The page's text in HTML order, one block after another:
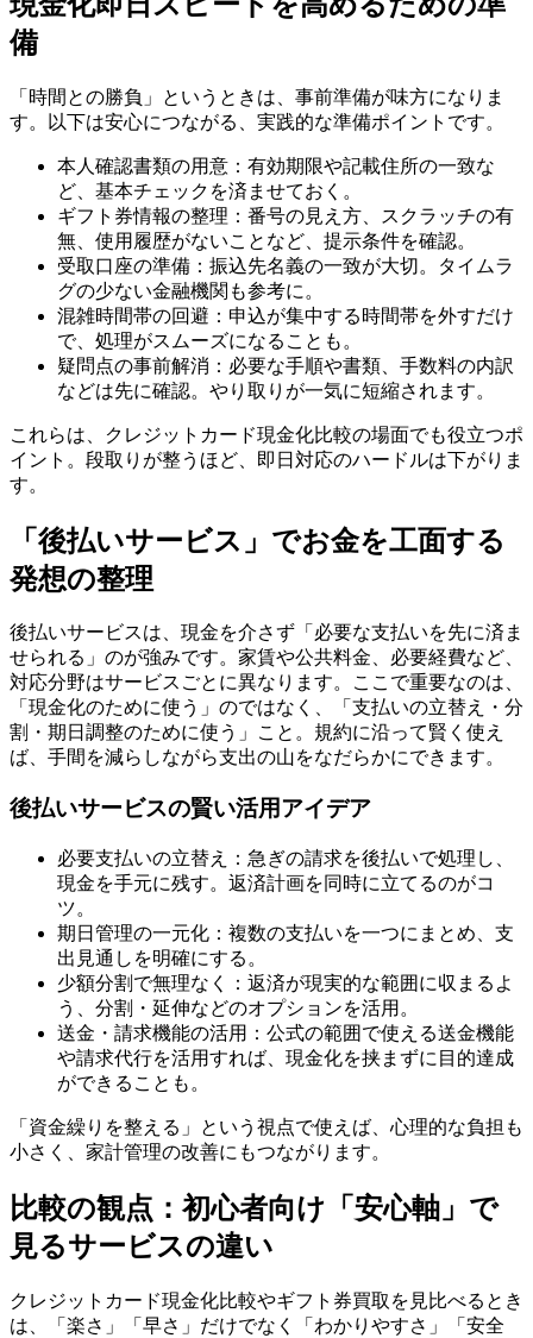
備
「時間との勝負」というときは、事前準備が味方になりま
す。以下は安心につながる、実践的な準備ポイントです。
本人確認書類の用意：有効期限や記載住所の一致な
ど、基本チェックを済ませておく。
ギフト券情報の整理：番号の見え方、スクラッチの有
無、使用履歴がないことなど、提示条件を確認。
受取口座の準備：振込先名義の一致が大切。タイムラ
グの少ない金融機関も参考に。
混雑時間帯の回避：申込が集中する時間帯を外すだけ
で、処理がスムーズになることも。
疑問点の事前解消：必要な手順や書類、手数料の内訳
などは先に確認。やり取りが一気に短縮されます。
これらは、クレジットカード現金化比較の場面でも役立つポ
イント。段取りが整うほど、即日対応のハードルは下がりま
す。
「後払いサービス」でお金を工面する
発想の整理
後払いサービスは、現金を介さず「必要な支払いを先に済ま
せられる」のが強みです。家賃や公共料金、必要経費など、
対応分野はサービスごとに異なります。ここで重要なのは、
「現金化のために使う」のではなく、「支払いの立替え・分
割・期日調整のために使う」こと。規約に沿って賢く使え
ば、手間を減らしながら支出の山をなだらかにできます。
後払いサービスの賢い活用アイデア
必要支払いの立替え：急ぎの請求を後払いで処理し、
現金を手元に残す。返済計画を同時に立てるのがコ
ツ。
期日管理の一元化：複数の支払いを一つにまとめ、支
出見通しを明確にする。
少額分割で無理なく：返済が現実的な範囲に収まるよ
う、分割・延伸などのオプションを活用。
送金・請求機能の活用：公式の範囲で使える送金機能
や請求代行を活用すれば、現金化を挟まずに目的達成
ができることも。
「資金繰りを整える」という視点で使えば、心理的な負担も
小さく、家計管理の改善にもつながります。
比較の観点：初心者向け「安心軸」で
見るサービスの違い
クレジットカード現金化比較やギフト券買取を見比べるとき
は、「楽さ」「早さ」だけでなく「わかりやすさ」「安全